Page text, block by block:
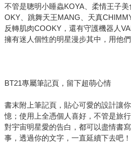
不管是聰明小睡蟲KOYA、柔情王子
OKY、跳舞天王MANG、天真
反轉肌肉COOKY，還有守護機器人
擁有迷人個性的明星漫步其中，用他
BT21專屬筆記頁，留下超萌心情
書末附上筆記頁，貼心可愛的設計讓
憶；使用上全憑個人喜好，不管是旅
對宇宙明星愛的告白，都可以盡情書
事，透過你的文字，一直延續下去吧！